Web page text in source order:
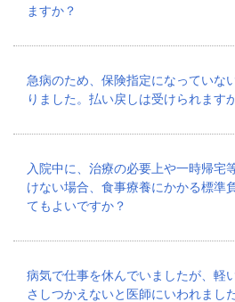
ますか？
急病のため、保険指定になっていな
りました。払い戻しは受けられます
入院中に、治療の必要上や一時帰宅
けない場合、食事療養にかかる標準
てもよいですか？
病気で仕事を休んでいましたが、軽
さしつかえないと医師にいわれまし